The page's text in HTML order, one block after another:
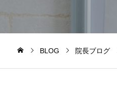
BLOG 院長ブログ